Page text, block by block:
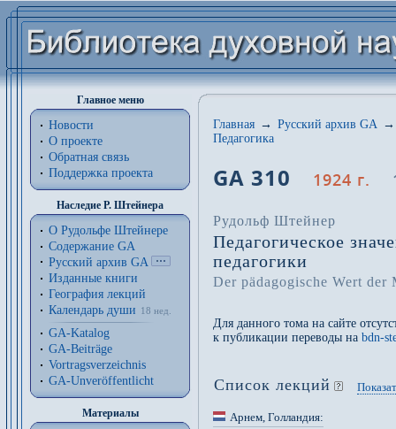
Главное меню
Новости
О проекте
Обратная связь
Поддержка проекта
Наследие Р. Штейнера
О Рудольфе Штейнере
Содержание GA
Русский архив GA
Изданные книги
География лекций
Календарь души
18 нед.
GA-Katalog
GA-Beiträge
Vortragsverzeichnis
GA-Unveröffentlicht
Материалы
Главная → Русский архив GA →
Педагогика
GA 310 1924 г.
Рудольф Штейнер
Педагогическое
педагогики
Der pädagogische Wert
Для данного тома на сайте
к публикации переводы на bdn-
Список лекций
Арнем , Голландия: